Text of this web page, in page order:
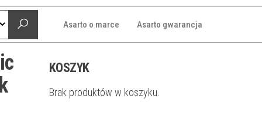
Asarto o marce Asarto gwarancja
KOSZYK
Brak produktów w koszyku.